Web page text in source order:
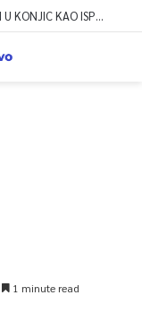
1 minute read